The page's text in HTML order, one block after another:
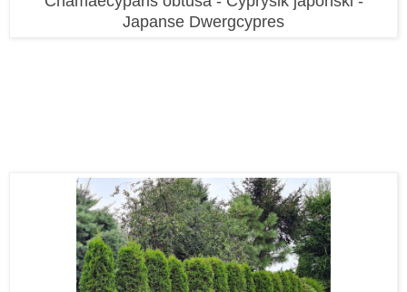
Japanse Dwergcypres